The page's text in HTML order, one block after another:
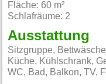
Fläche: 60 m²
Schlafräume: 2
Ausstattung
Sitzgruppe,
Küche, Kühlschrank,
WC, Bad, Balkon, TV,